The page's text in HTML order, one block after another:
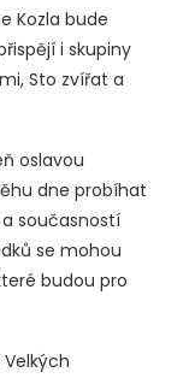
Kozla bude
i skupiny
Sto zvířat a
oslavou
dne probíhat
současností
se mohou
budou pro